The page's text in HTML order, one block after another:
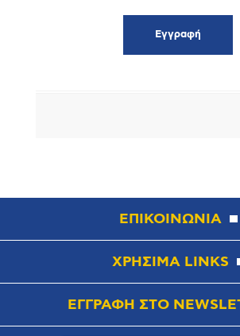
ΕΠΙΚΟΙΝΩΝΙΑ
ΧΡΗΣΙΜΑ LINKS
ΕΓΓΡΑΦΗ ΣΤΟ